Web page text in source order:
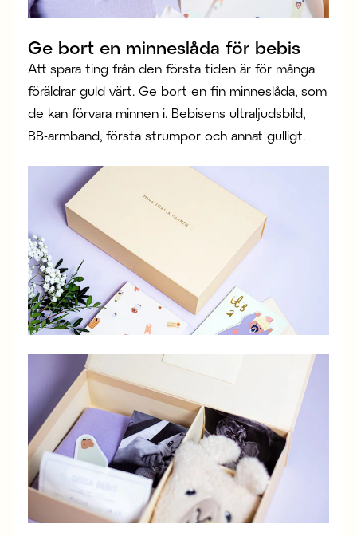
Ge bort en minneslåda för bebis
Att spara ting från den första tiden är för många
föräldrar guld värt. Ge bort en fin minneslåda,som
de kan förvara minnen i. Bebisens ultraljudsbild,
BB-armband, första strumpor och annat gulligt.